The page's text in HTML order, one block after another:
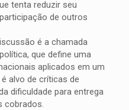
tenta reduzir seu
de outros
é a chamada
que define uma
aplicados em um
alvo de críticas de
dificuldade para entrega
cobrados.